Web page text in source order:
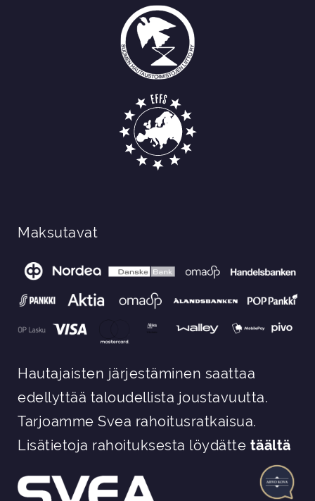
Maksutavat
Hautajaisten järjestäminen saattaa
edellyttää taloudellista joustavuutta.
Tarjoamme Svea rahoitusratkaisua.
Lisätietoja rahoituksesta löydätte täältä